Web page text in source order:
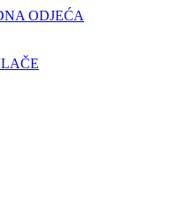
ODJEĆA